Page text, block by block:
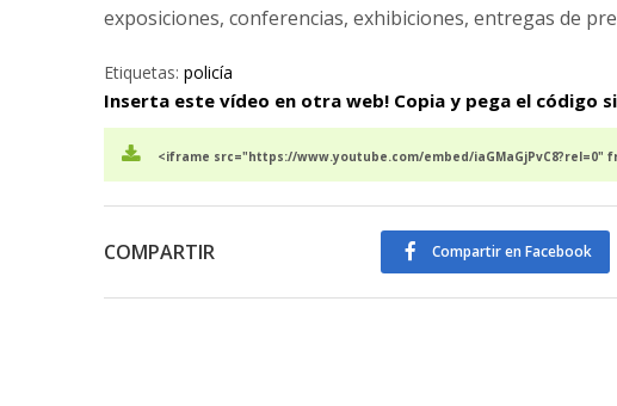
exposiciones, conferencias, exhibiciones, entregas de
Etiquetas: policía
Inserta este vídeo en otra web! Copia y pega el código
<iframe src="https://www.youtube.com/embed/
COMPARTIR Compartir en Facebook